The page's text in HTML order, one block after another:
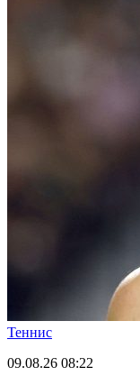
Теннис
09.08.26 08:22